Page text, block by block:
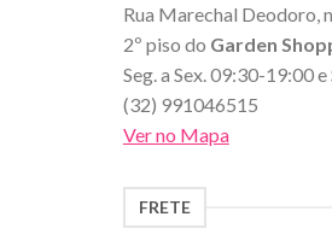
Rua Marechal Deodoro,
2º piso do Garden
Seg. a Sex. 09:30-19:00
(32) 991046515
Ver no Mapa
FRETE